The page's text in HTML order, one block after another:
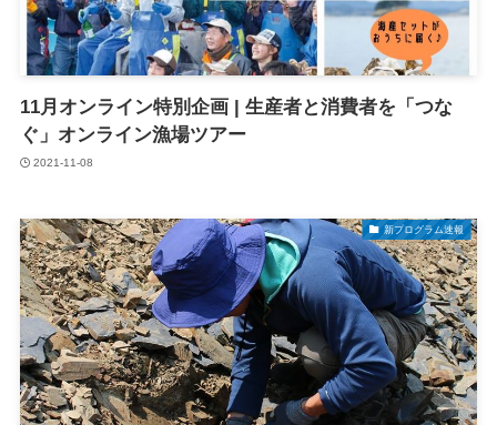
11月オンライン特別企画 | 生産者と消費者を「つな
ぐ」オンライン漁場ツアー
2021-11-08
新プログラム速報